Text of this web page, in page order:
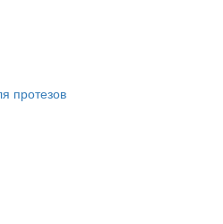
протезов